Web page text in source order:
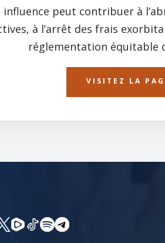
influence peut contribuer à
à l’arrêt des frais
réglementation équitable
VISITEZ LA